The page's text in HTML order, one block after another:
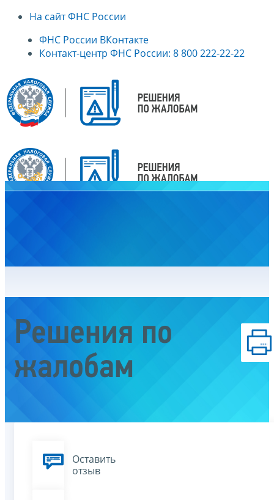
На сайт ФНС России
ФНС России ВКонтакте
Контакт-центр ФНС России: 8 800 222-22-22
Решения по
жалобам
Оставить
отзыв